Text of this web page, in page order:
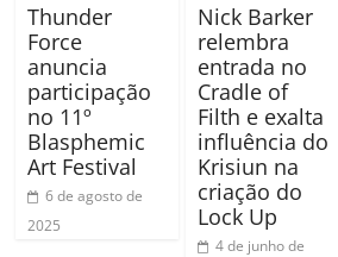
Thunder
Force
anuncia
participação
no 11º
Blasphemic
Art Festival
6 de agosto de
2025
Nick Barker
relembra
entrada no
Cradle of
Filth e exalta
influência do
Krisiun na
criação do
Lock Up
4 de junho de